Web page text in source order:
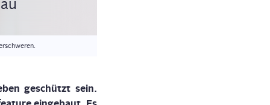
geschützt sein.